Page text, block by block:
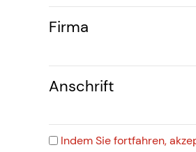
Firma
Anschrift
Indem Sie fortfahren,